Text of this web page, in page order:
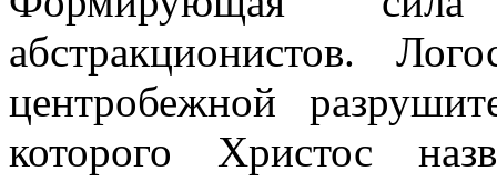
абстракционистов.
центробежной
которого Христос